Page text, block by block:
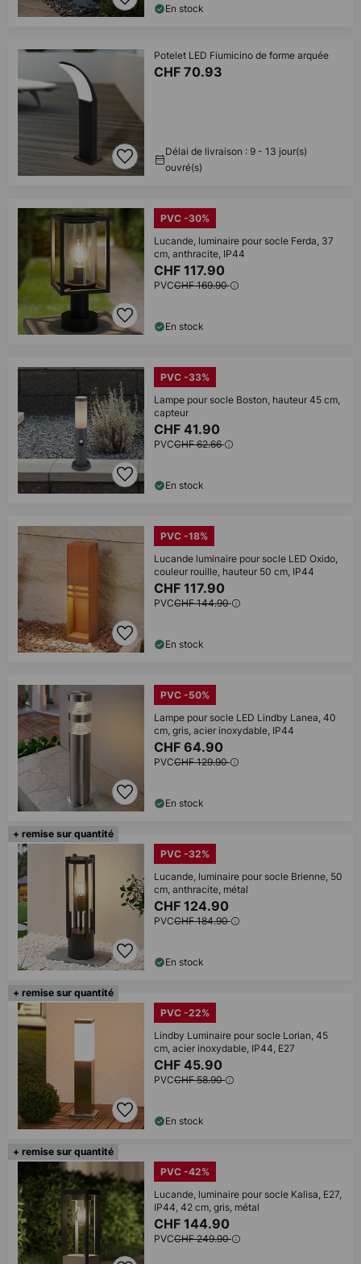
En stock
Potelet LED Fiumicino de forme arquée
CHF 70.93
Délai de livraison : 9 - 13 jour(s)
ouvré(s)
PVC -30%
Lucande, luminaire pour socle Ferda, 37
cm, anthracite, IP44
CHF 117.90
PVCCHF 169.90
En stock
PVC -33%
Lampe pour socle Boston, hauteur 45 cm,
capteur
CHF 41.90
PVCCHF 62.66
En stock
PVC -18%
Lucande luminaire pour socle LED Oxido,
couleur rouille, hauteur 50 cm, IP44
CHF 117.90
PVCCHF 144.90
En stock
PVC -50%
Lampe pour socle LED Lindby Lanea, 40
cm, gris, acier inoxydable, IP44
CHF 64.90
PVCCHF 129.90
En stock
+ remise sur quantité
PVC -32%
Lucande, luminaire pour socle Brienne, 50
cm, anthracite, métal
CHF 124.90
PVCCHF 184.90
En stock
+ remise sur quantité
PVC -22%
Lindby Luminaire pour socle Lorian, 45
cm, acier inoxydable, IP44, E27
CHF 45.90
PVCCHF 58.90
En stock
+ remise sur quantité
PVC -42%
Lucande, luminaire pour socle Kalisa, E27,
IP44, 42 cm, gris, métal
CHF 144.90
PVCCHF 249.90